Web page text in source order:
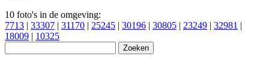
10 foto's in de omgeving:
7713 | 33307 | 31170 | 25245 | 30196 | 30805 | 23249 | 32981 |
18009 | 10325